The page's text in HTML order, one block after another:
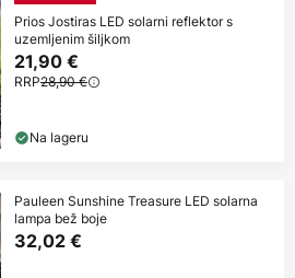
Prios Jostiras LED solarni reflektor s
uzemljenim šiljkom
21,90 €
RRP28,90 €
Na lageru
Pauleen Sunshine Treasure LED solarna
lampa bež boje
32,02 €